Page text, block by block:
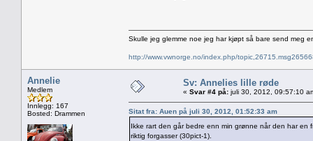
Skulle jeg glemme noe jeg har kjøpt så bare send meg
http://www.vwnorge.no/index.php/
Annelie
Medlem
Innlegg: 167
Bosted: Drammen
Sv: Annelies lille røde
« Svar #4 på: juli 30, 2012, 09:57:10
Sitat fra: Auen på juli 30, 2012, 01:52:33 am
Ikke rart den går bedre enn min grønne når den har
riktig forgasser (30pict-1).